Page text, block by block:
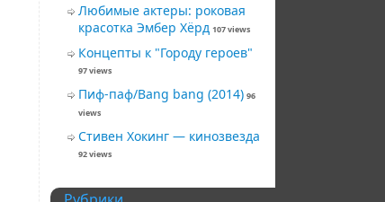
Любимые актеры: роковая
красотка Эмбер Хёрд 107 views
Концепты к "Городу героев"
97 views
Пиф-паф/Bang bang (2014) 96
views
Стивен Хокинг — кинозвезда
92 views